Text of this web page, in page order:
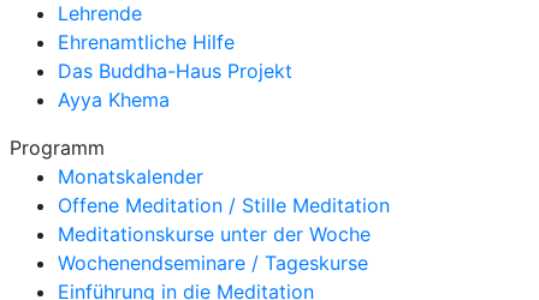
Lehrende
Ehrenamtliche Hilfe
Das Buddha-Haus Projekt
Ayya Khema
Programm
Monatskalender
Offene Meditation / Stille Meditation
Meditationskurse unter der Woche
Wochenendseminare / Tageskurse
Einführung in die Meditation